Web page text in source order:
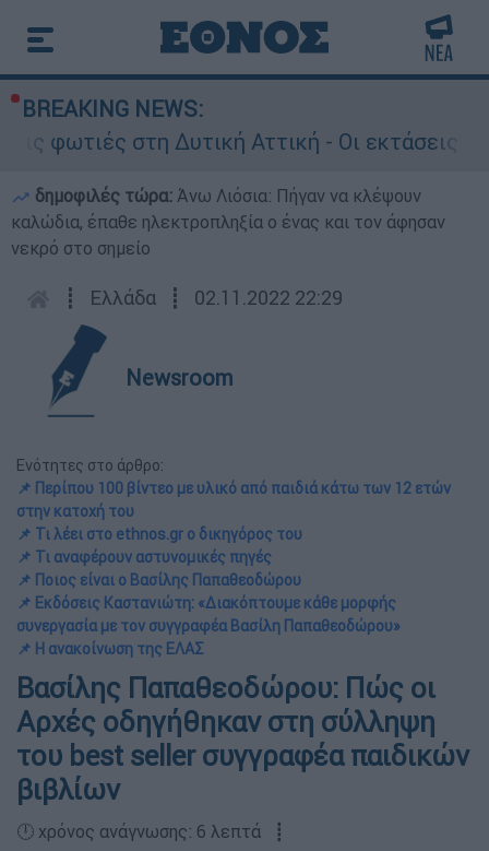
BREAKING NEWS:
στη Δυτική Αττική - Οι εκτάσεις που
δημοφιλές τώρα: Άνω Λιόσια: Πήγαν να κλέψουν
καλώδια, έπαθε ηλεκτροπληξία ο ένας και τον άφησαν
νεκρό στο σημείο
┋ Ελλάδα ┋ 02.11.2022 22:29
Newsroom
Ενότητες στο άρθρο:
📌 Περίπου 100 βίντεο με υλικό από παιδιά κάτω των 12 ετών
στην κατοχή του
📌 Τι λέει στο ethnos.gr ο δικηγόρος του
📌 Τι αναφέρουν αστυνομικές πηγές
📌 Ποιος είναι ο Βασίλης Παπαθεοδώρου
📌 Εκδόσεις Καστανιώτη: «Διακόπτουμε κάθε μορφής
συνεργασία με τον συγγραφέα Βασίλη Παπαθεοδώρου»
📌 Η ανακοίνωση της ΕΛΑΣ
Βασίλης Παπαθεοδώρου: Πώς οι
Αρχές οδηγήθηκαν στη σύλληψη
του best seller συγγραφέα παιδικών
βιβλίων
🕛 χρόνος ανάγνωσης: 6 λεπτά ┋